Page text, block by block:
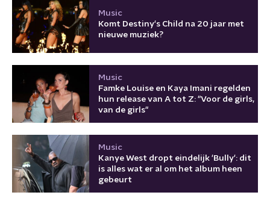
Music
Komt Destiny's Child na 20 jaar met
nieuwe muziek?
Music
Famke Louise en Kaya Imani regelden
hun release van A tot Z: "Voor de girls,
van de girls"
Music
Kanye West dropt eindelijk 'Bully': dit
is alles wat er al om het album heen
gebeurt